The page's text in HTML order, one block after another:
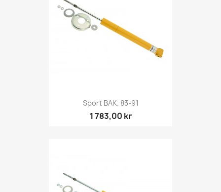
Sport BAK. 83-91
1 783,00 kr